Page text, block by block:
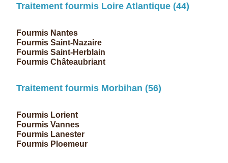
Traitement fourmis Loire Atlantique (44)
Fourmis Nantes
Fourmis Saint-Nazaire
Fourmis Saint-Herblain
Fourmis Châteaubriant
Traitement fourmis Morbihan (56)
Fourmis Lorient
Fourmis Vannes
Fourmis Lanester
Fourmis Ploemeur